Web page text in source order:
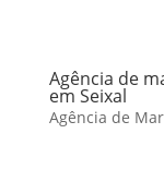
Agência de
em Seixal
Agência de